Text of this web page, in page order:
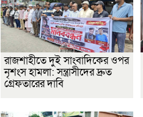
রাজশাহীতে দুই সাংবাদিকের ওপর
নৃশংস হামলা: সন্ত্রাসীদের দ্রুত
গ্রেফতারের দাবি